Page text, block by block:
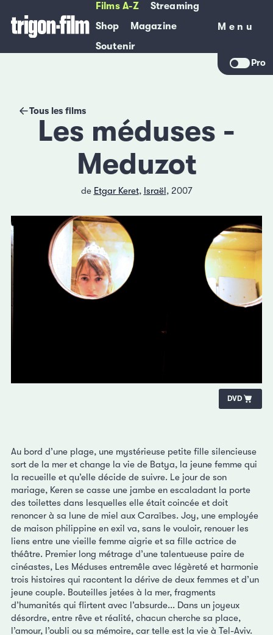
Films A-Z
Streaming
Shop
Magazine
Soutenir
Menu
Menu
Pro
Tous les films
Les méduses -
Meduzot
de Etgar Keret, Israël, 2007
DVD
Au bord d’une plage, une mystérieuse petite fille silencieuse
sort de la mer et change la vie de Batya, la jeune femme qui
la recueille et qu’elle décide de suivre. Le jour de son
mariage, Keren se casse une jambe en escaladant la porte
des toilettes dans lesquelles elle était coincée et doit
renoncer à sa lune de miel aux Caraïbes. Joy, une employée
de maison philippine en exil va, sans le vouloir, renouer les
liens entre une vieille femme aigrie et sa fille actrice de
théâtre. Premier long métrage d’une talentueuse paire de
cinéastes, Les Méduses entremêle avec légèreté et harmonie
trois histoires qui racontent la dérive de deux femmes et d’un
jeune couple. Bouteilles jetées à la mer, fragments
d’humanités qui flirtent avec l’absurde... Dans un joyeux
désordre, entre rêve et réalité, chacun cherche sa place,
l’amour, l’oubli ou sa mémoire, car telle est la vie à Tel-Aviv.